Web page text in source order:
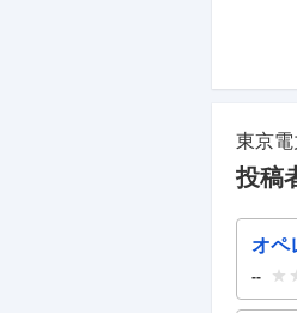
東京
投稿
オペ
--